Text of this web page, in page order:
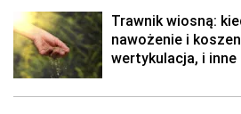
Trawnik wiosną:
nawożenie i
wertykulacja, i